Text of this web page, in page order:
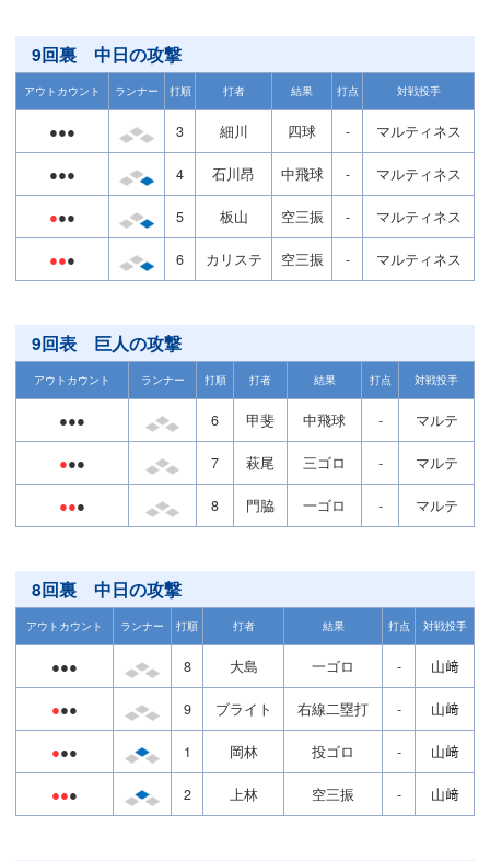
9回裏 中日の攻撃
アウトカウント ランナー 打順 打者 結果 打点 対戦投手
●●● 3 細川 四球 - マルティネス
●●● 4 石川昂 中飛球 - マルティネス
●●● 5 板山 空三振 - マルティネス
●●● 6 カリステ 空三振 - マルティネス
9回表 巨人の攻撃
アウトカウント ランナー 打順 打者 結果 打点 対戦投手
●●● 6 甲斐 中飛球 - マルテ
●●● 7 萩尾 三ゴロ - マルテ
●●● 8 門脇 一ゴロ - マルテ
8回裏 中日の攻撃
アウトカウント ランナー 打順 打者 結果 打点 対戦投手
●●● 8 大島 一ゴロ - 山﨑
●●● 9 ブライト 右線二塁打 - 山﨑
●●● 1 岡林 投ゴロ - 山﨑
●●● 2 上林 空三振 - 山﨑